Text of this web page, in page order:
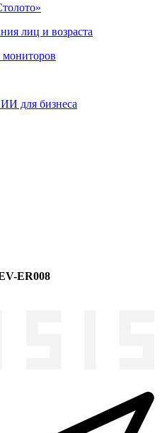
лиц и возраста
для бизнеса
ER008